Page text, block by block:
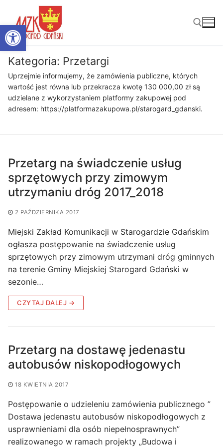
Otwórz pasek narzędzi
treści
Kategoria: Przetargi
Uprzejmie informujemy, że zamówienia publiczne, których
wartość jest równa lub przekracza kwotę 130 000,00 zł są
udzielane z wykorzystaniem platformy zakupowej pod
adresem: https://platformazakupowa.pl/starogard_gdanski.
Przetarg na świadczenie usług
sprzętowych przy zimowym
utrzymaniu dróg 2017_2018
2 PAŹDZIERNIKA 2017
Miejski Zakład Komunikacji w Starogardzie Gdańskim
ogłasza postępowanie na świadczenie usług
sprzętowych przy zimowym utrzymani dróg gminnych
na terenie Gminy Miejskiej Starogard Gdański w
sezonie…
CZYTAJ DALEJ →
Przetarg na dostawę jedenastu
autobusów niskopodłogowych
18 KWIETNIA 2017
Postępowanie o udzieleniu zamówienia publicznego ”
Dostawa jedenastu autobusów niskopodłogowych z
usprawnieniami dla osób niepełnosprawnych”
realizowanego w ramach projekty „Budowa i